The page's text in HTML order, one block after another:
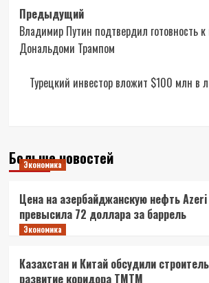
Навигация
записи
Предыдущий
Владимир Путин подтвердил готовность к
Дональдоми Трампом
Турецкий инвестор вложит $100 млн в
Больше новостей
Экономика
Цена на азербайджанскую нефть
превысила 72 доллара за баррель
Экономика
Казахстан и Китай обсудили
развитие коридора ТМТМ